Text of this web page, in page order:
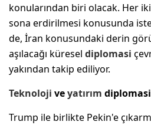
konularından biri olacak. Her
sona erdirilmesi konusunda
de, İran konusundaki derin
aşılacağı küresel diplomasi
yakından takip ediliyor.
Teknoloji veyatırım
Trump ile birlikte Pekin'e